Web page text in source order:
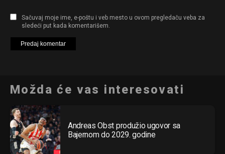
Sačuvaj moje ime, e-poštu i veb mesto u ovom pregledaču veba za
sledeći put kada komentarišem.
Možda će vas interesovati
Andreas Obst produžio ugovor sa
Bajernom do 2029. godine